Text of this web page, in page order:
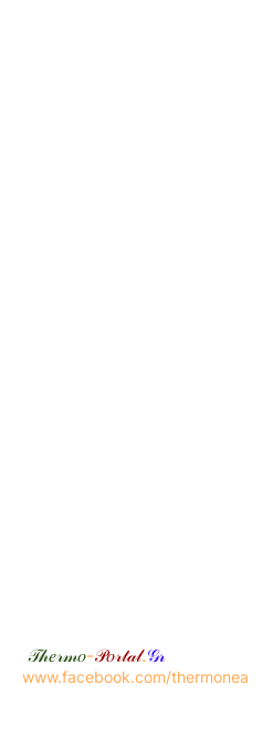
𝒯𝒽𝑒𝓇𝓂𝑜-𝒫𝑜𝓇𝓉𝒶𝓁.𝒢𝓇
www.facebook.com/thermonea